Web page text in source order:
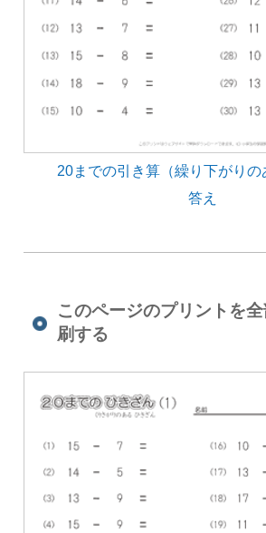
20までの引き算（繰り下がりの
答え
このページのプリントを
刷する